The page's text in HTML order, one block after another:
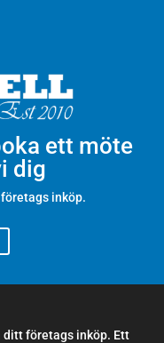
ett möte
dig
inköp.
ditt företags inköp. Ett